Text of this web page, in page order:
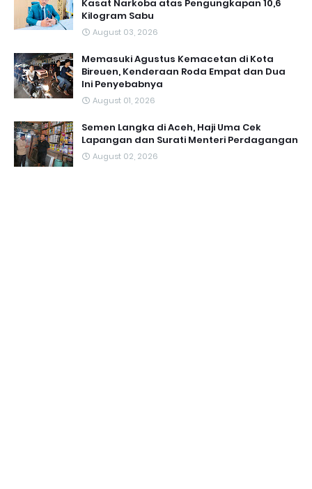
Kasat Narkoba atas Pengungkapan 10,6
Kilogram Sabu
August 03, 2026
Memasuki Agustus Kemacetan di Kota
Bireuen, Kenderaan Roda Empat dan Dua
Ini Penyebabnya
August 01, 2026
Semen Langka di Aceh, Haji Uma Cek
Lapangan dan Surati Menteri Perdagangan
August 02, 2026